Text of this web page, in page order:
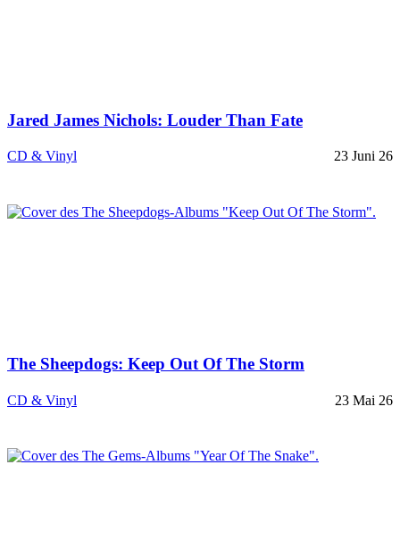
Jared James Nichols: Louder Than Fate
CD & Vinyl 23 Juni 26
The Sheepdogs: Keep Out Of The Storm
CD & Vinyl 23 Mai 26